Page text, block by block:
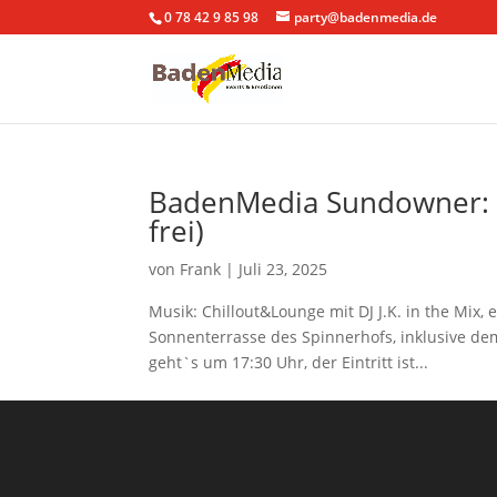
0 78 42 9 85 98 party@badenmedia.de
BadenMedia
frei)
von Frank | Juli 23, 2025
Musik: Chillout&Lounge mit DJ J.K. in the
Sonnenterrasse des Spinnerhofs, inklusive
geht`s um 17:30 Uhr, der Eintritt ist...